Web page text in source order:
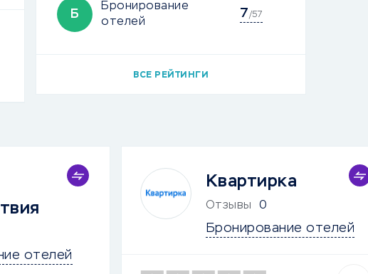
Б
Бронирование
отелей
7/57
ВСЕ РЕЙТИНГИ
отелей
Квартирка
Отзывы 0
Бронирование отелей